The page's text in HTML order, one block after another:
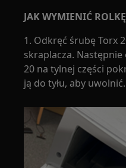
JAK WYMIENIĆ
1. Odkręć śrubę Torx
skraplacza.
20 na tylnej części
ją do tyłu, aby uwolnić.